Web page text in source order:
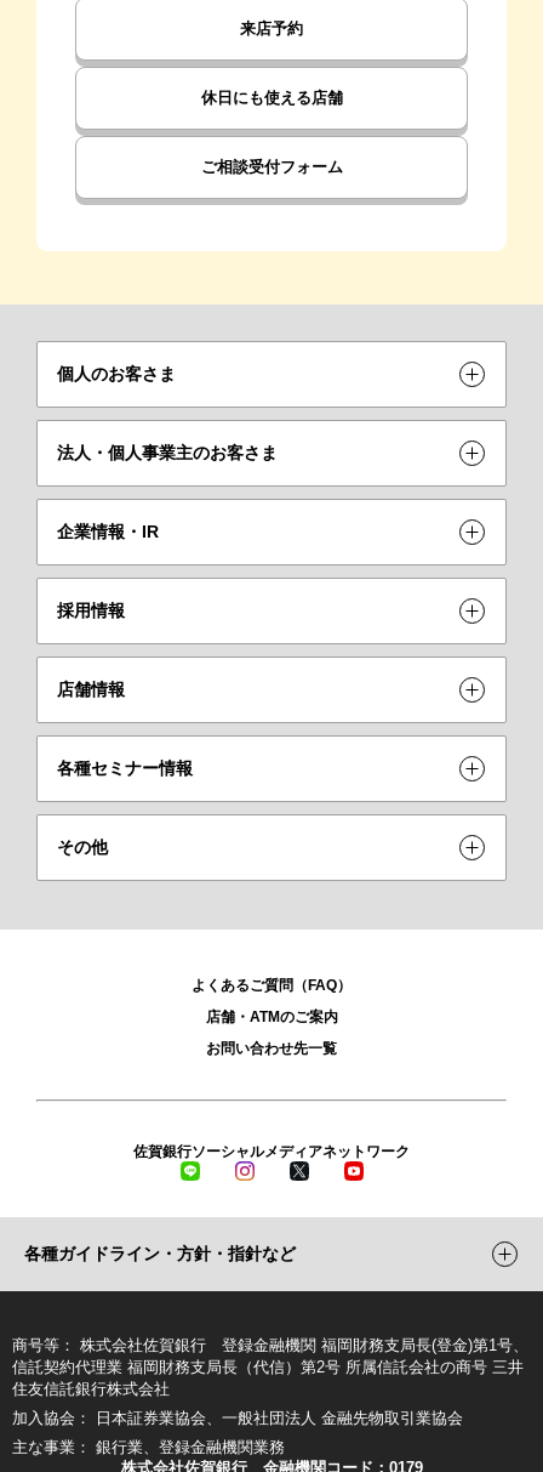
来店予約
休日にも使える店舗
ご相談受付フォーム
個人のお客さま
法人・個人事業主のお客さま
企業情報・IR
採用情報
店舗情報
各種セミナー情報
その他
よくあるご質問（FAQ）
店舗・ATMのご案内
お問い合わせ先一覧
佐賀銀行ソーシャルメディアネットワーク
LINE InstagramX
各種ガイドライン・方針・指針など
商号等
株式会社佐賀銀行 登録金融機関 福岡財務支局長(登金)第1号、
信託契約代理業 福岡財務支局長（代信）第2号 所属信託会社の商号 三井
住友信託銀行株式会社
加入協会
日本証券業協会、一般社団法人 金融先物取引業協会
主な事業
銀行業、登録金融機関業務
株式会社佐賀銀行 金融機関コード：0179